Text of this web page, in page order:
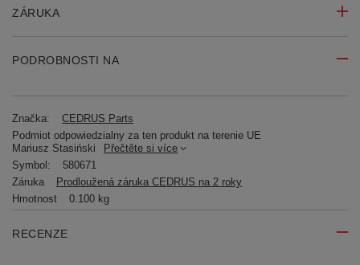
ZÁRUKA
PODROBNOSTI NA
Značka:
CEDRUS Parts
Podmiot odpowiedzialny za ten produkt na terenie UE
Mariusz Stasiński
Přečtěte si více
Symbol:
580671
Záruka
Prodloužená záruka CEDRUS na 2 roky
Hmotnost
0.100 kg
RECENZE